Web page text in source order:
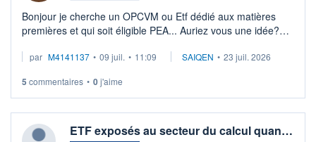
Bonjour je cherche un OPCVM ou Etf dédié aux matières
premières et qui soit éligible PEA... Auriez vous une idée?
par M4141137 • 09 juil. • 11:09 SAIQEN • 23 juil. 2026
5 commentaires • 0j'aime
ETF exposés au secteur du calcul quan…